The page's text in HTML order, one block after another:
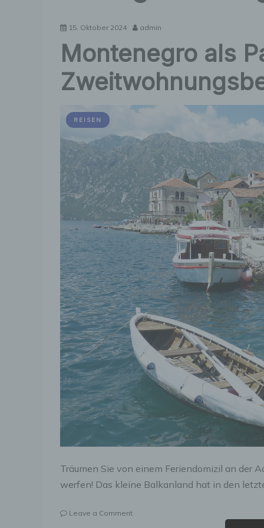
15. Oktober 2024 admin
Montenegro als
REISEN
Träumen Sie von einem Feriendomizil an der
werfen! Das kleine Balkanland hat in den
Leave a Commenton